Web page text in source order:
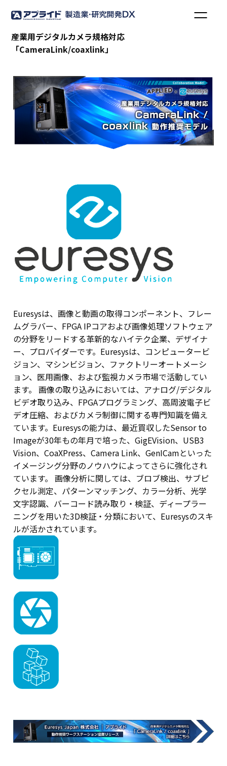
産業用デジタルカメラ規格対応
「CameraLink/coaxlink」
Euresysは、画像と動画の取得コンポーネント、フレー
ムグラバー、FPGA IPコアおよび画像処理ソフトウェア
の分野をリードする革新的なハイテク企業、デザイナ
ー、プロバイダーです。Euresysは、コンピュータービ
ジョン、マシンビジョン、ファクトリーオートメーシ
ョン、医用画像、および監視カメラ市場で活動してい
ます。 画像の取り込みにおいては、アナログ/デジタル
ビデオ取り込み、FPGAプログラミング、高周波電子ビ
デオ圧縮、およびカメラ制御に関する専門知識を備え
ています。Euresysの能力は、最近買収したSensor to
Imageが30年もの年月で培った、GigEVision、USB3
Vision、CoaXPress、Camera Link、GenICamといった
イメージング分野のノウハウによってさらに強化され
ています。 画像分析に関しては、ブロブ検出、サブピ
クセル測定、パターンマッチング、カラー分析、光学
文字認識、バーコード読み取り・検証、ディープラー
ニングを用いた3D検証・分類において、Euresysのスキ
ルが活かされています。